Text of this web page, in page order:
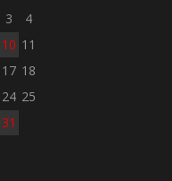
3
4
10 11
17 18
24 25
31